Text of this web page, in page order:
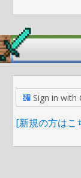
Sign in with
[新規の方はこ